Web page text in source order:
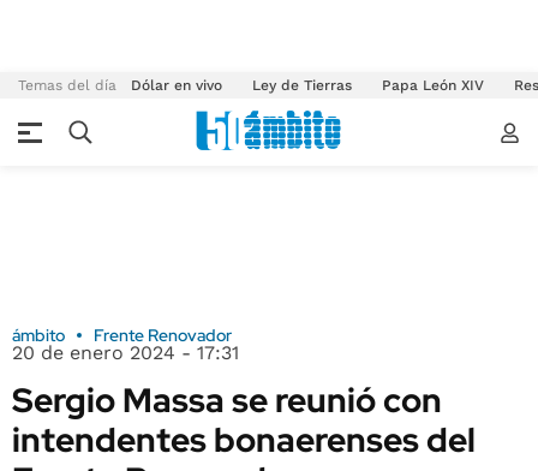
Temas del día Dólar en vivo Ley de Tierras Papa León XIV
ámbito Frente Renovador
20 de enero 2024 - 17:31
Sergio Massa se reunió con
intendentes bonaerenses del